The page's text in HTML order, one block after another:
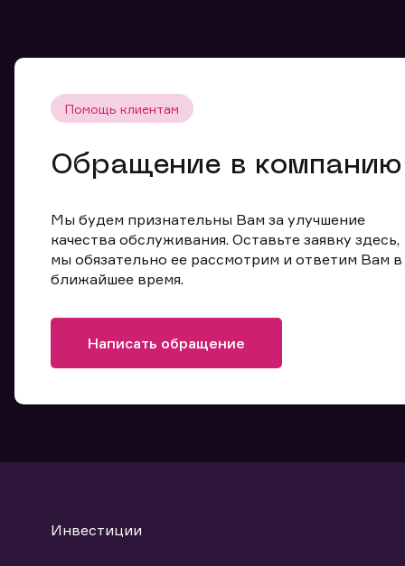
Помощь клиентам
Обращение в компанию
Мы будем признательны Вам за улучшение
качества обслуживания. Оставьте заявку здесь,
мы обязательно ее рассмотрим и ответим Вам в
ближайшее время.
Написать обращение
Инвестиции